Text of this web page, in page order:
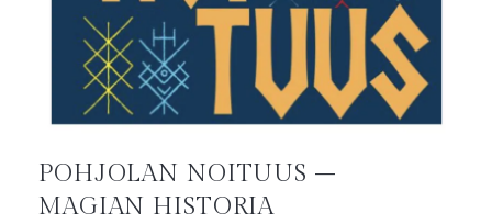
POHJOLAN NOITUUS –
MAGIAN HISTORIA